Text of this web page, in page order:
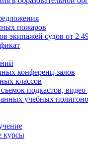
пожаров
экипажей судов от 2
конференц-залов
классов
подкастов,
учебных
курсы